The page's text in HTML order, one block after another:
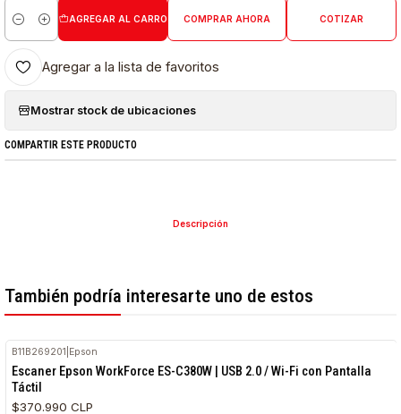
Cantidad
AGREGAR AL CARRO COMPRAR AHORA COTIZAR
Agregar a la lista de favoritos
Mostrar stock de ubicaciones
COMPARTIR ESTE PRODUCTO
Descripción
También podría interesarte uno de estos
B11B269201 Epson
Escaner Epson WorkForce ES-C380W | USB 2.0 / Wi-Fi con Pantalla
Táctil
$370.990 CLP